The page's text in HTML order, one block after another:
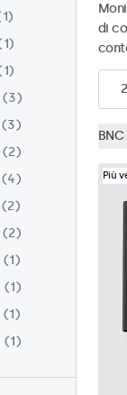
1
1
1
3
3
2
4
2
2
1
1
1
1
di
Più